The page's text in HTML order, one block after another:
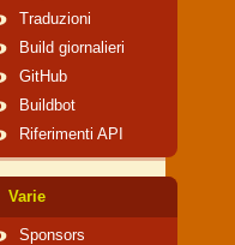
Traduzioni
Build giornalieri
GitHub
Buildbot
Riferimenti API
Varie
Sponsors